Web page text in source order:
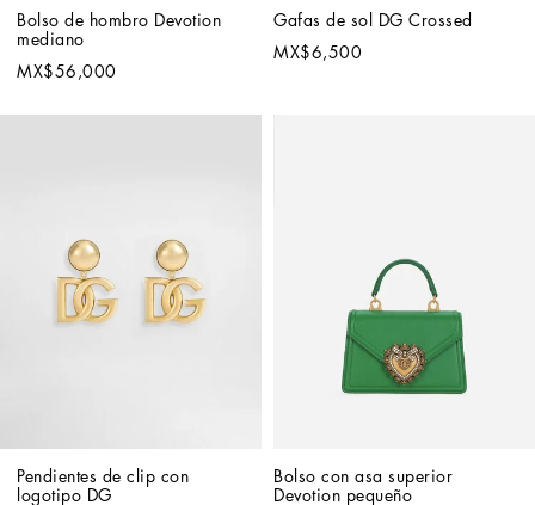
Bolso de hombro Devotion
mediano
MX$56,000
Gafas de sol DG Crossed
MX$6,500
Pendientes de clip con
logotipo DG
Bolso con asa superior
Devotion pequeño